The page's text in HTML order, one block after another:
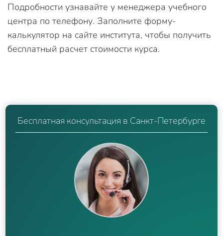
Подробности узнавайте у менеджера учебного
центра по телефону. Заполните форму-
калькулятор на сайте института, чтобы получить
бесплатный расчет стоимости курса.
Бесплатная консультация в Санкт-Петербурге